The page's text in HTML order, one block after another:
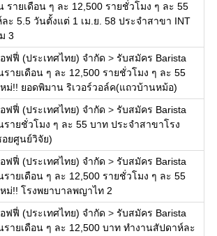
รายเดือน ๆ ละ 12,500 รายชั่วโมง ๆ ละ 55
ะ 5.5 วันตั้งแต่ 1 เม.ย. 58 ประจำสาขา INT
3
ฟี่ (ประเทศไทย) จำกัด > รับสมัคร Barista
ายเดือน ๆ ละ 12,500 รายชั่วโมง ๆ ละ 55
ม่!! ยอดพิมาน ริเวอร์วอล์ค(แถวบ้านหม้อ)
ฟี่ (ประเทศไทย) จำกัด > รับสมัคร Barista
ายชั่วโมง ๆ ละ 55 บาท ประจำสาขาโรง
ยศูนย์วิจัย)
ฟี่ (ประเทศไทย) จำกัด > รับสมัคร Barista
ายเดือน ๆ ละ 12,500 รายชั่วโมง ๆ ละ 55
ม่!! โรงพยาบาลพญาไท 2
ฟี่ (ประเทศไทย) จำกัด > รับสมัคร Barista
ายเดือน ๆ ละ 12,500 บาท ทำงานสัปดาห์ละ